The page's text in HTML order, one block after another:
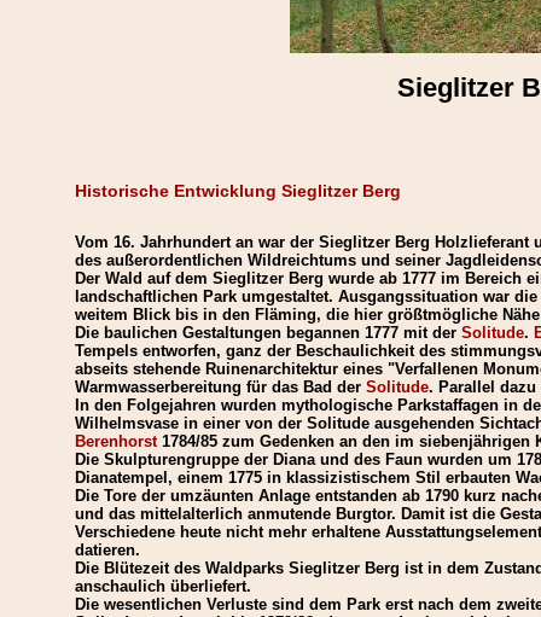
Sieglitzer
Historische Entwicklung Sieglitzer Berg
Vom 16. Jahrhundert an war der Sieglitzer Berg
des außerordentlichen Wildreichtums und seiner
Der Wald auf dem Sieglitzer Berg wurde ab 1777 im Bereich
landschaftlichen Park umgestaltet. Ausgangssituation war
weitem Blick bis in den Fläming, die hier größtmögliche
Die baulichen Gestaltungen begannen 1777 mit der Solitude.
Tempels entworfen, ganz der Beschaulichkeit des
abseits stehende Ruinenarchitektur eines "Verfallenen
Warmwasserbereitung für das Bad der Solitude. Parallel dazu
In den Folgejahren wurden mythologische Parkstaffagen in
Wilhelmsvase in einer von der Solitude ausgehenden
Berenhorst1784/85 zum Gedenken an den im
Die Skulpturengruppe der Diana und des Faun wurden um
Dianatempel, einem 1775 in klassizistischem Stil erbauten
Die Tore der umzäunten Anlage entstanden ab 1790 kurz
und das mittelalterlich anmutende Burgtor. Damit ist die
Verschiedene heute nicht mehr erhaltene
datieren.
Die Blütezeit des Waldparks Sieglitzer Berg ist in dem
anschaulich überliefert.
Die wesentlichen Verluste sind dem Park erst nach dem